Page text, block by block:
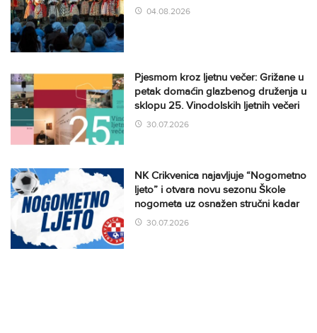
04.08.2026
Pjesmom kroz ljetnu večer: Grižane u
petak domaćin glazbenog druženja u
sklopu 25. Vinodolskih ljetnih večeri
30.07.2026
NK Crikvenica najavljuje “Nogometno
ljeto” i otvara novu sezonu Škole
nogometa uz osnažen stručni kadar
30.07.2026